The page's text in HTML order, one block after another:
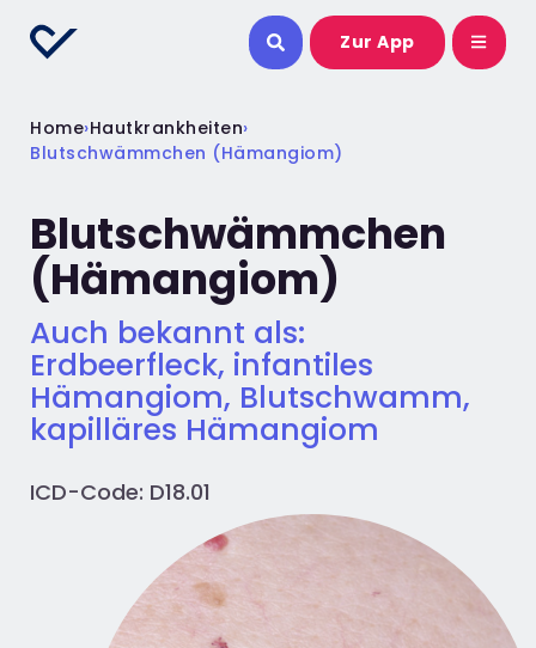
Zur App
Home›Hautkrankheiten›
Blutschwämmchen (Hämangiom)
Blutschwämmchen
(Hämangiom)
Auch bekannt als:
Erdbeerfleck, infantiles
Hämangiom, Blutschwamm,
kapilläres Hämangiom
ICD-Code: D18.01